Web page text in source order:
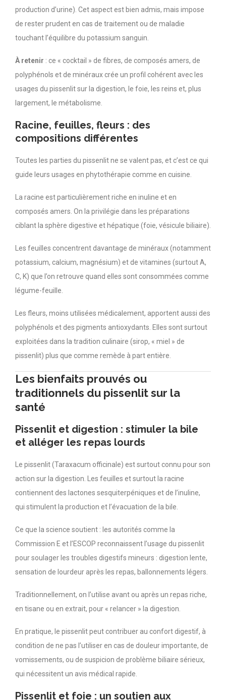
production d’urine). Cet aspect est bien admis, mais impose
de rester prudent en cas de traitement ou de maladie
touchant l’équilibre du potassium sanguin.
À retenir : ce « cocktail » de fibres, de composés amers, de
polyphénols et de minéraux crée un profil cohérent avec les
usages du pissenlit sur la digestion, le foie, les reins et, plus
largement, le métabolisme.
Racine, feuilles, fleurs : des
compositions différentes
Toutes les parties du pissenlit ne se valent pas, et c’est ce qui
guide leurs usages en phytothérapie comme en cuisine.
La racine est particulièrement riche en inuline et en
composés amers. On la privilégie dans les préparations
ciblant la sphère digestive et hépatique (foie, vésicule biliaire).
Les feuilles concentrent davantage de minéraux (notamment
potassium, calcium, magnésium) et de vitamines (surtout A,
C, K) que l’on retrouve quand elles sont consommées comme
légume-feuille.
Les fleurs, moins utilisées médicalement, apportent aussi des
polyphénols et des pigments antioxydants. Elles sont surtout
exploitées dans la tradition culinaire (sirop, « miel » de
pissenlit) plus que comme remède à part entière.
Les bienfaits prouvés ou
traditionnels du pissenlit sur la
santé
Pissenlit et digestion : stimuler la bile
et alléger les repas lourds
Le pissenlit (Taraxacum officinale) est surtout connu pour son
action sur la digestion. Les feuilles et surtout la racine
contiennent des lactones sesquiterpéniques et de l’inuline,
qui stimulent la production et l’évacuation de la bile.
Ce que la science soutient : les autorités comme la
Commission E et l’ESCOP reconnaissent l’usage du pissenlit
pour soulager les troubles digestifs mineurs : digestion lente,
sensation de lourdeur après les repas, ballonnements légers.
Traditionnellement, on l’utilise avant ou après un repas riche,
en tisane ou en extrait, pour « relancer » la digestion.
En pratique, le pissenlit peut contribuer au confort digestif, à
condition de ne pas l’utiliser en cas de douleur importante, de
vomissements, ou de suspicion de problème biliaire sérieux,
qui nécessitent un avis médical rapide.
Pissenlit et foie : un soutien aux